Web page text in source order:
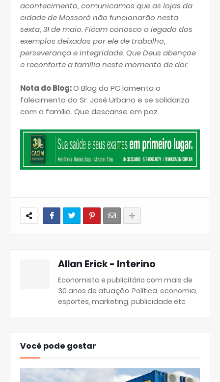
acontecimento, comunicamos que as lojas da
cidade de Mossoró não funcionarão nesta
sexta, 31 de maio. Ficam conosco o legado dos
exemplos deixados por ele de trabalho,
perseverança e integridade. Que Deus abençoe
e reconforte a família neste momento de dor.
Nota do Blog:O Blog do PC lamenta o
falecimento do Sr. José Urbano e se solidariza
com a família. Que descanse em paz.
Allan Erick - Interino
Economista e publicitário com mais de
30 anos de atuação. Política, economia,
esportes, marketing, publicidade etc
Você pode gostar